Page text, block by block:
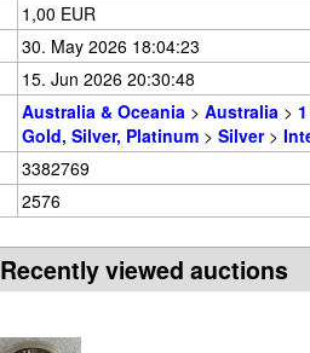
1,00 EUR
30. May 2026 18:04:23
15. Jun 2026 20:30:48
Australia & Oceania > Australia >
Gold, Silver, Platinum > Silver>
3382769
2576
Recently viewed auctions